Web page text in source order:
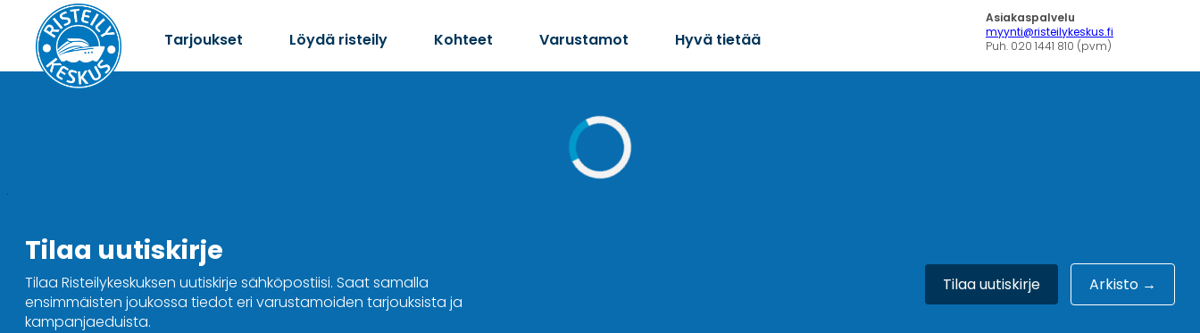
Tarjoukset Löydä risteily Kohteet Varustamot Hyvä tietää
Asiakaspalvelu
myynti@risteilykeskus.fi
Puh. 020 1441 810 (pvm)
Tilaa uutiskirje
Tilaa Risteilykeskuksen uutiskirje sähköpostiisi. Saat samalla
ensimmäisten joukossa tiedot eri varustamoiden tarjouksista ja
kampanjaeduista.
Tilaa uutiskirje Arkisto →